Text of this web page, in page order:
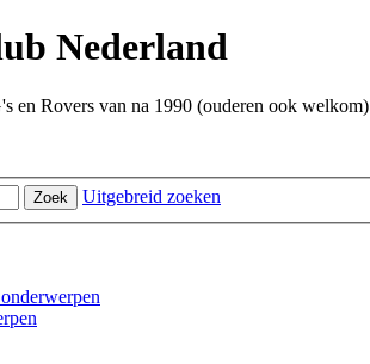
Nederland
en Rovers van na 1990 (ouderen ook welkom)
Zoek Uitgebreid zoeken